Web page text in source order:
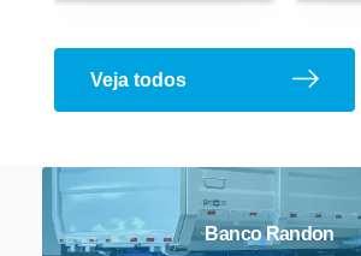
Adesivo Refletivo Rígido
Veja todosPrecisa de peças de
Reposição?
Banco Randon